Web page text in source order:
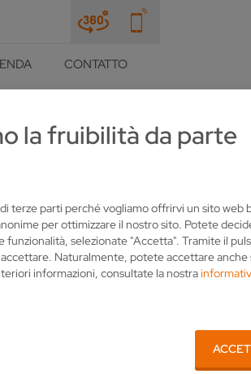
la fruibilità da parte
terze parti perché vogliamo offrirvi un sito web
per ottimizzare il nostro sito. Potete
funzionalità, selezionate "Accetta". Tramite il
Naturalmente, potete accettare anche
informazioni, consultate la nostra
CONTATTO
(DIGITAL-AGB) - DEUTSCH
T&CS) - ENGLISH